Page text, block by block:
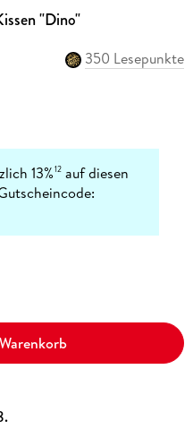
"Dino"
350 Lesepunkte
13%12 auf diesen